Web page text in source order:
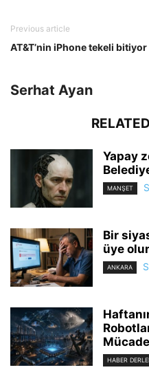
Previous article
AT&T’nin iPhone tekeli bitiyor
Serhat Ayan
Yapay
MANŞET
Bir
üye
ANKARA
HABER